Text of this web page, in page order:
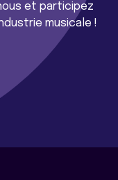
et participez
musicale !